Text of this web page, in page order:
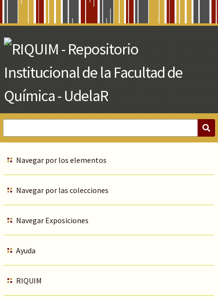
Main
Content
Navegar por los elementos
Navegar por las colecciones
Navegar Exposiciones
Ayuda
RIQUIM